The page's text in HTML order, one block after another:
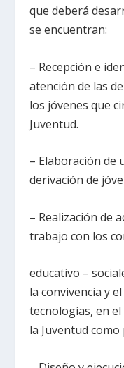
que deberá
se encuentran:
– Recepción e
atención de las
los jóvenes que
Juventud.
– Elaboración de
derivación de
– Realización de
trabajo con los
educativo –
la convivencia y
tecnologías, en
la Juventud